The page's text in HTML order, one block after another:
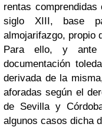
rentas
siglo XIII, base
almojarifazgo, propio
Para ello, y
documentación
derivada de la
aforadas según el
de Sevilla y
algunos casos dicha